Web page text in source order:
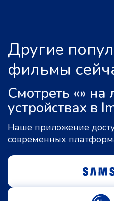
Другие
фильмы
Смотреть «» на
устройствах в
Наше приложение
современных